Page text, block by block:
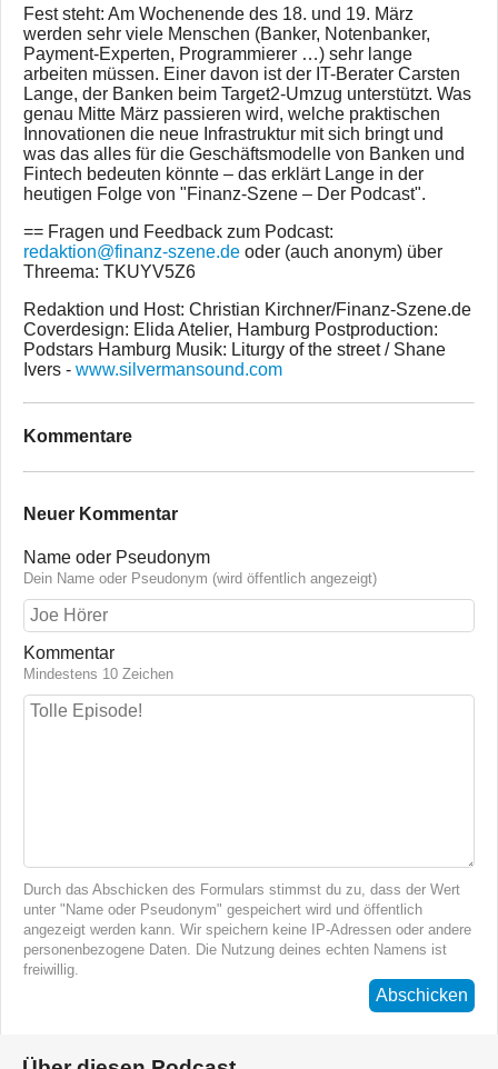
Fest steht: Am Wochenende des 18. und 19. März
werden sehr viele Menschen (Banker, Notenbanker,
Payment-Experten, Programmierer …) sehr lange
arbeiten müssen. Einer davon ist der IT-Berater Carsten
Lange, der Banken beim Target2-Umzug unterstützt. Was
genau Mitte März passieren wird, welche praktischen
Innovationen die neue Infrastruktur mit sich bringt und
was das alles für die Geschäftsmodelle von Banken und
Fintech bedeuten könnte – das erklärt Lange in der
heutigen Folge von "Finanz-Szene – Der Podcast".
== Fragen und Feedback zum Podcast:
redaktion@finanz-szene.de oder (auch anonym) über
Threema: TKUYV5Z6
Redaktion und Host: Christian Kirchner/Finanz-Szene.de
Coverdesign: Elida Atelier, Hamburg Postproduction:
Podstars Hamburg Musik: Liturgy of the street / Shane
Ivers - www.silvermansound.com
Kommentare
Neuer Kommentar
Name oder Pseudonym
Dein Name oder Pseudonym (wird öffentlich angezeigt)
Kommentar
Mindestens 10 Zeichen
Durch das Abschicken des Formulars stimmst du zu, dass der Wert
unter "Name oder Pseudonym" gespeichert wird und öffentlich
angezeigt werden kann. Wir speichern keine IP-Adressen oder andere
personenbezogene Daten. Die Nutzung deines echten Namens ist
freiwillig.
Abschicken